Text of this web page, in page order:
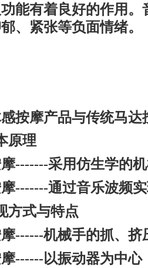
能有着良好的作用
、紧张等负面情绪。
按摩产品与传统马达
原理
-------采用仿生学的
-------通过音乐波频
方式与特点
------机械手的抓、挤
------ 以振动器为中心